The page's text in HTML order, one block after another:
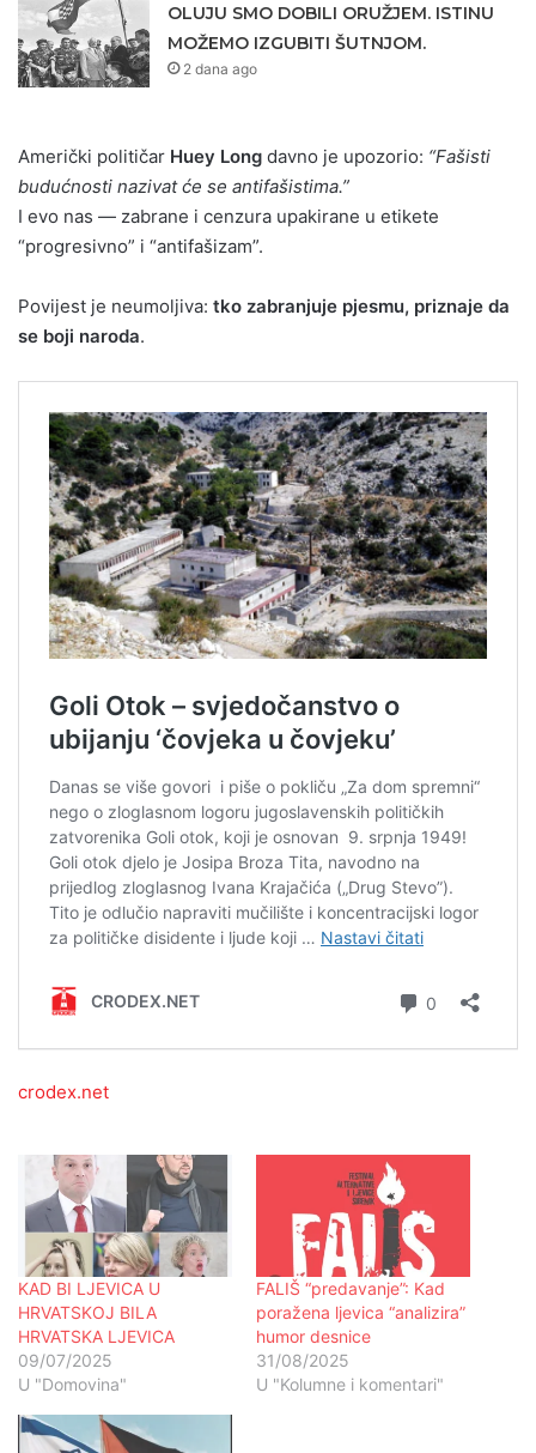
OLUJU SMO DOBILI ORUŽJEM. ISTINU
MOŽEMO IZGUBITI ŠUTNJOM.
2 dana ago
Američki političar Huey Long davno je upozorio: “Fašisti
budućnosti nazivat će se antifašistima.”
I evo nas — zabrane i cenzura upakirane u etikete
“progresivno” i “antifašizam”.
Povijest je neumoljiva: tko zabranjuje pjesmu, priznaje da
se boji naroda.
crodex.net
KAD BI LJEVICA U
HRVATSKOJ BILA
HRVATSKA LJEVICA
09/07/2025
U "Domovina"
FALIŠ “predavanje”: Kad
poražena ljevica “analizira”
humor desnice
31/08/2025
U "Kolumne i komentari"